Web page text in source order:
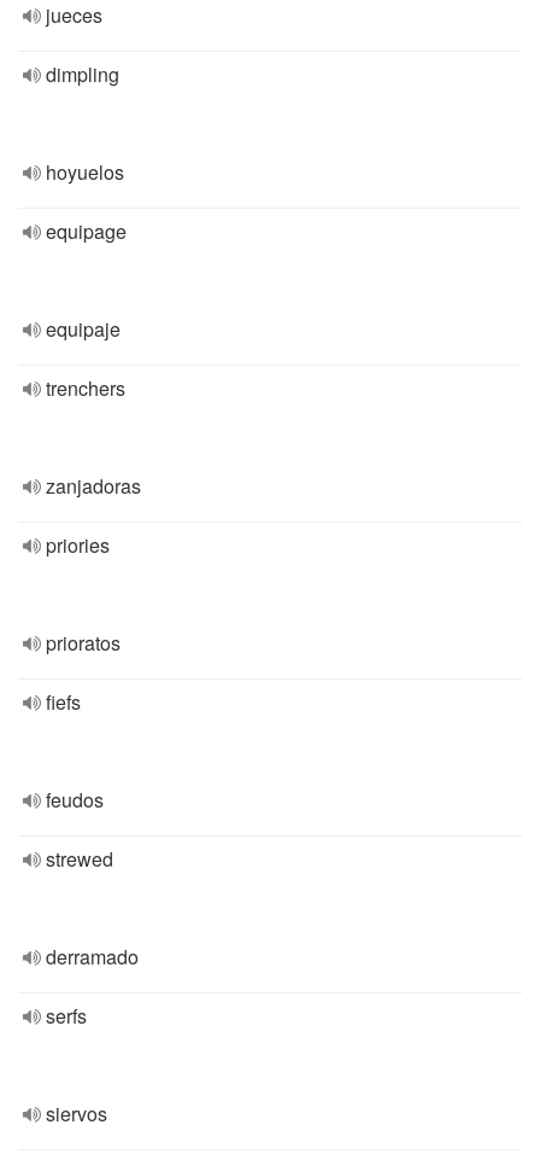
jueces
dimpling
hoyuelos
equipage
equipaje
trenchers
zanjadoras
priories
prioratos
fiefs
feudos
strewed
derramado
serfs
siervos